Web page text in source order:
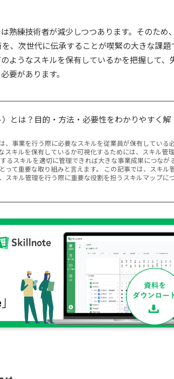
熟練技術者が減少しつつあります。そのため
、次世代に伝承することが喫緊の大きな課題
ようなスキルを保有しているかを把握して、
要があります。
とは？目的・方法・必要性をわかりやすく解
、事業を行う際に必要なスキルを従業員が保有している
スキルを保有しているか可視化するためには、スキル管
るスキルを適切に管理できれば大きな事業成果につなが
って重要な取り組みと言えます。 この記事では、スキル
スキル管理を行う際に重要な役割を担うスキルマップに